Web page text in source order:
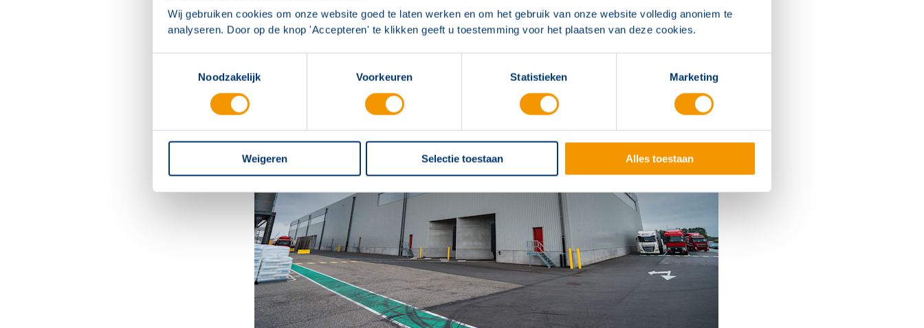
Wij gebruiken cookies om onze website goed te laten werken en om het gebruik van onze website volledig anoniem te
analyseren. Door op de knop 'Accepteren' te klikken geeft u toestemming voor het plaatsen van deze cookies.
Noodzakelijk
Voorkeuren Statistieken Marketing
Weigeren Selectie toestaan Alles toestaan
zones beslaan en zijn verbonden aan 320 componenten.